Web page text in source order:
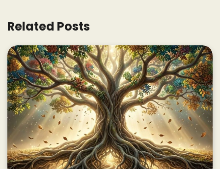
Related Posts